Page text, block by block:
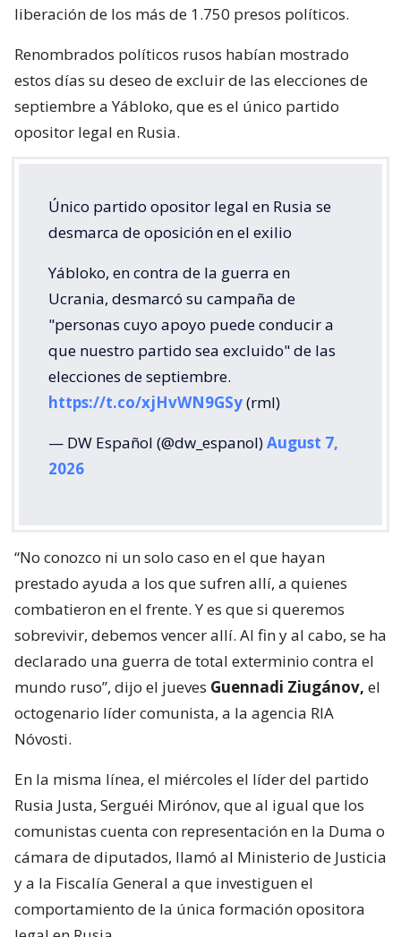
liberación de los más de 1.750 presos políticos.
Renombrados políticos rusos habían mostrado
estos días su deseo de excluir de las elecciones de
septiembre a Yábloko, que es el único partido
opositor legal en Rusia.
Único partido opositor legal en Rusia se
desmarca de oposición en el exilio
Yábloko, en contra de la guerra en
Ucrania, desmarcó su campaña de
"personas cuyo apoyo puede conducir a
que nuestro partido sea excluido" de las
elecciones de septiembre.
https://t.co/xjHvWN9GSy(rml)
— DW Español (@dw_espanol)August 7,
2026
“No conozco ni un solo caso en el que hayan
prestado ayuda a los que sufren allí, a quienes
combatieron en el frente. Y es que si queremos
sobrevivir, debemos vencer allí. Al fin y al cabo, se ha
declarado una guerra de total exterminio contra el
mundo ruso”, dijo el jueves Guennadi Ziugánov, el
octogenario líder comunista, a la agencia RIA
Nóvosti.
En la misma línea, el miércoles el líder del partido
Rusia Justa, Serguéi Mirónov, que al igual que los
comunistas cuenta con representación en la Duma o
cámara de diputados, llamó al Ministerio de Justicia
y a la Fiscalía General a que investiguen el
comportamiento de la única formación opositora